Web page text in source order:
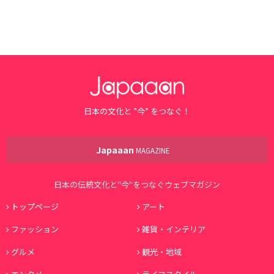
日本の文化と ”今” をつなぐ！
Japaaan MAGAZINE
日本の伝統文化と"今"をつなぐウェブマガジン
トップページ
アート
ファッション
雑貨・インテリア
グルメ
観光・地域